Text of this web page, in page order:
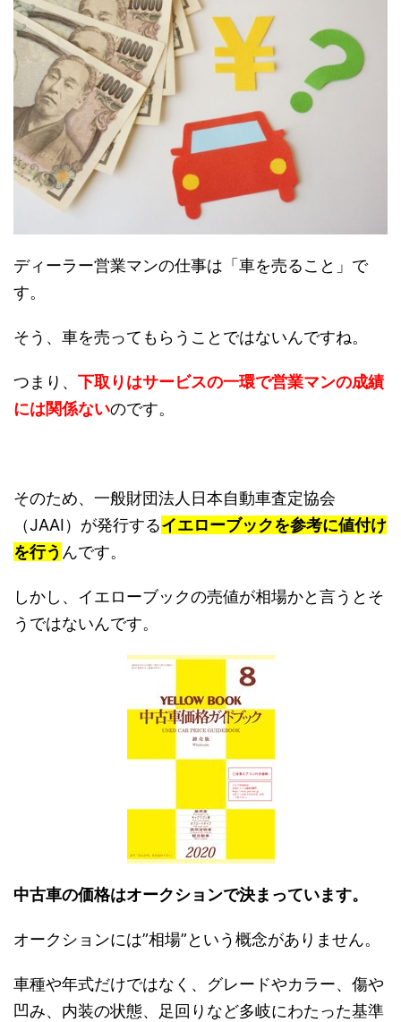
ディーラー営業マンの仕事は「車を売ること」で
す。
そう、車を売ってもらうことではないんですね。
つまり、 下取りはサービスの一環で営業マンの成績
には関係ないのです。
そのため、一般財団法人日本自動車査定協会
（JAAI）が発行するイエローブックを参考に値付け
を行う んです。
しかし、イエローブックの売値が相場かと言うとそ
うではないんです。
中古車の価格はオークションで決まっています。
オークションには”相場”という概念がありません。
車種や年式だけではなく、グレードやカラー、傷や
凹み、内装の状態、足回りなど多岐にわたった基準